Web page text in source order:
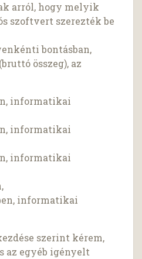
arról, hogy melyik
szoftvert szerezték be
bontásban,
összeg), az
informatikai
informatikai
informatikai
informatikai
szerint kérem,
az egyéb igényelt